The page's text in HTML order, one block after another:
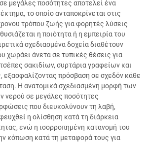
μεγάλες ποσότητες αποτελεί ένα
το οποίο ανταποκρίνεται στις
τρόπου ζωής για φορητές λύσεις
η ποιότητα ή η εμπειρία του
σχεδιασμένα δοχεία διαθέτουν
χωράει άνετα σε τυπικές θέσεις για
σακιδίων, συρτάρια γραφείων και
εξασφαλίζοντας πρόσβαση σε σχεδόν κάθε
Η ανατομικά σχεδιασμένη μορφή των
νερού σε μεγάλες ποσότητες
που διευκολύνουν τη λαβή,
η ολίσθηση κατά τη διάρκεια
ενώ η ισορροπημένη κατανομή του
κόπωση κατά τη μεταφορά τους για